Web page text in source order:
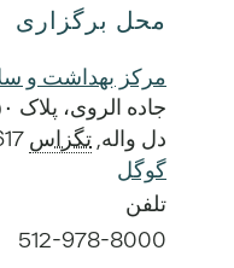
محل برگزاری
مرکز بهداشت و
جاده الروی، پلاک ۷۰۵۰
دل واله, تگزاس
گوگل
تلفن
512-978-8000